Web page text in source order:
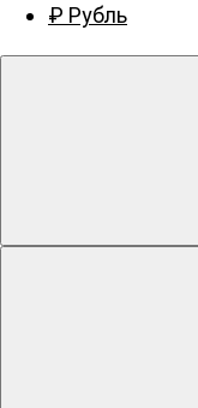
₽ Рубль